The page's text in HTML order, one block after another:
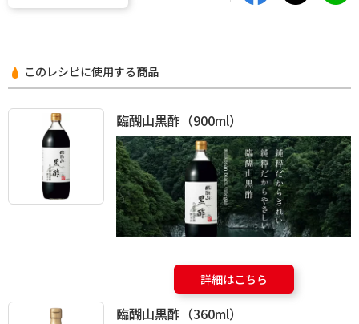
このレシピに使用する商品
臨醐山黒酢（900ml）
詳細はこちら
臨醐山黒酢（360ml）